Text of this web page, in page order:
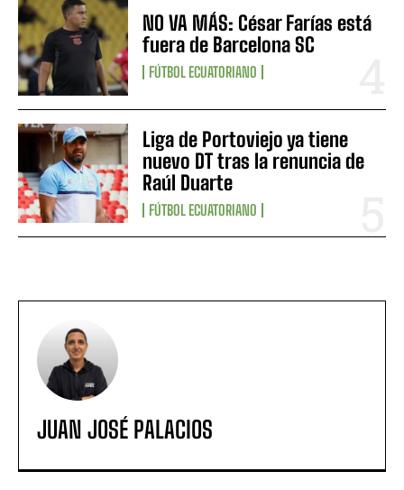
NO VA MÁS: César Farías está
fuera de Barcelona SC
FÚTBOL ECUATORIANO
Liga de Portoviejo ya tiene
nuevo DT tras la renuncia de
Raúl Duarte
FÚTBOL ECUATORIANO
JUAN JOSÉ PALACIOS